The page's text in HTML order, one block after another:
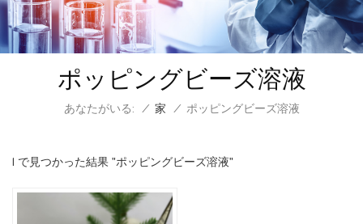
ポッピングビーズ溶液
あなたがいる: / 家 / ポッピングビーズ溶液
1 で見つかった結果 "ポッピングビーズ溶液"